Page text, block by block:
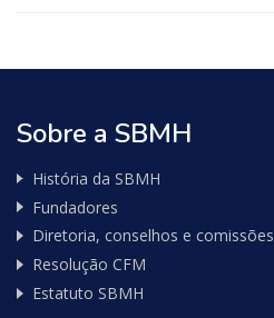
Sobre a SBMH
História da SBMH
Fundadores
Diretoria, conselhos e comissões
Resolução CFM
Estatuto SBMH